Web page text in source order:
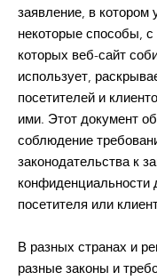
заявление, в котором
некоторые способы,
которых веб-сайт
использует,
посетителей и
ими. Этот документ
соблюдение
законодательства к
конфиденциальности
посетителя или
В разных странах и
разные законы и